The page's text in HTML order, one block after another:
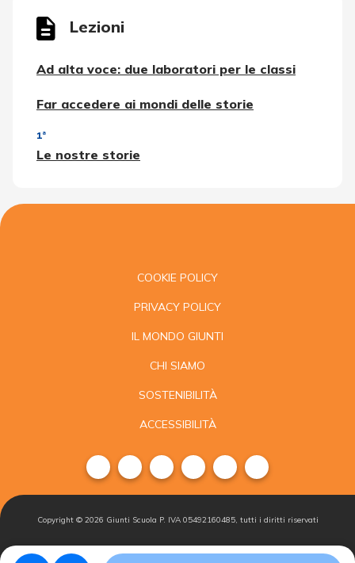
Lezioni
Ad alta voce: due laboratori per le classi
Far accedere ai mondi delle storie
1ª
Le nostre storie
COOKIE POLICY
PRIVACY POLICY
IL MONDO GIUNTI
CHI SIAMO
SOSTENIBILITÀ
ACCESSIBILITÀ
Copyright © 2026 Giunti Scuola P. IVA 05492160485, tutti i diritti riservati
Condizioni di Gestisci i Iscriviti alla